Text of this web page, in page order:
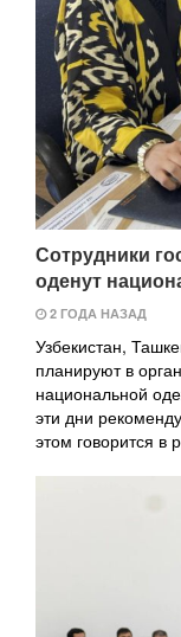
Сотрудники
оденут
2 ГОДА НАЗАД
Узбекистан,
планируют в
национальной
эти дни
этом говорится в